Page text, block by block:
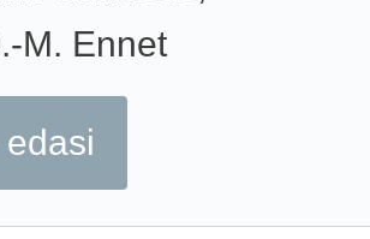
M. Ennet